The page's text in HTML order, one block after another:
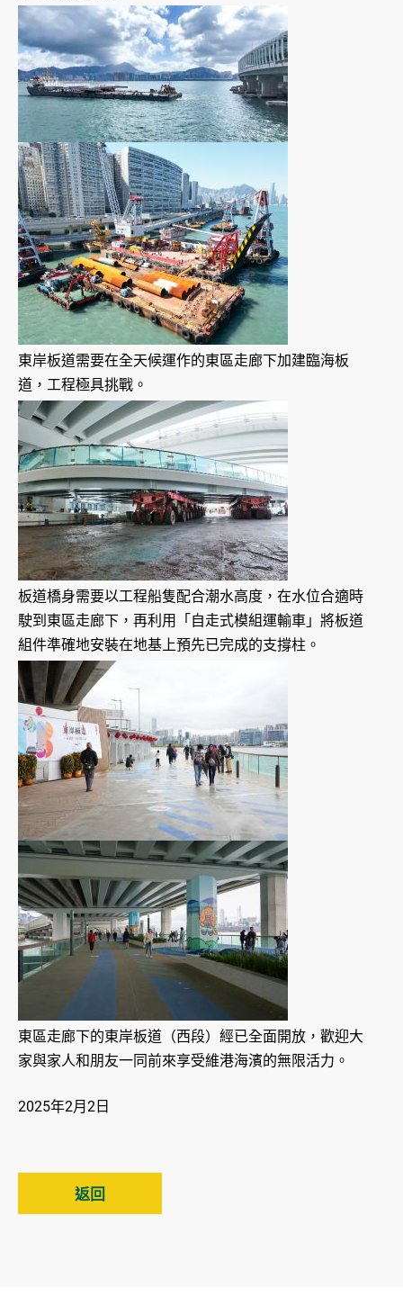
東岸板道需要在全天候運作的東區走廊下加建臨海板
道，工程極具挑戰。
板道橋身需要以工程船隻配合潮水高度，在水位合適時
駛到東區走廊下，再利用「自走式模組運輸車」將板道
組件準確地安裝在地基上預先已完成的支撐柱。
東區走廊下的東岸板道（西段）經已全面開放，歡迎大
家與家人和朋友一同前來享受維港海濱的無限活力。
2025年2月2日
返回